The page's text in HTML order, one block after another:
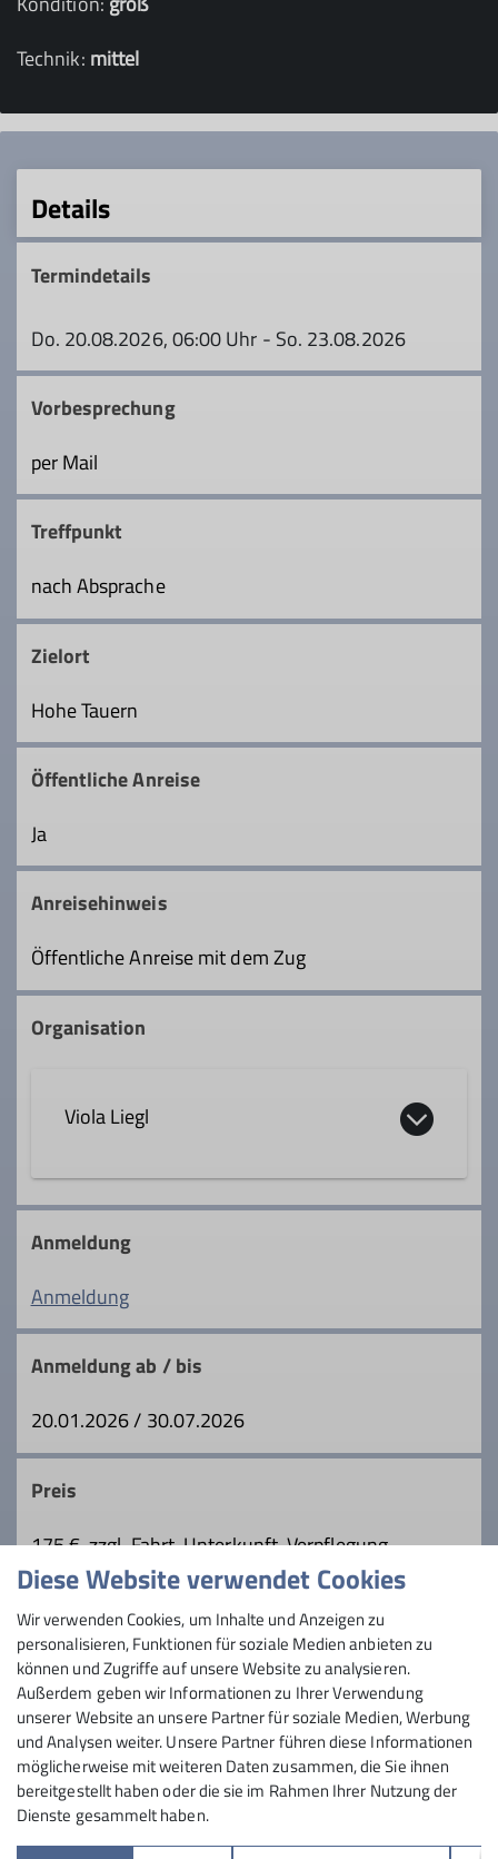
Technik: mittel
Details
Termindetails
Do. 20.08.2026, 06:00 Uhr - So. 23.08.2026
Vorbesprechung
per Mail
Treffpunkt
nach Absprache
Zielort
Hohe Tauern
Öffentliche Anreise
Ja
Anreisehinweis
Öffentliche Anreise mit dem Zug
Organisation
Viola Liegl
0157 3732 1488
v.liegl69@gmail.com
Qualifikationen
Trainer*in C Schneeschuhbergsteigen
Ämter
Tourenleiter
Anmeldung
Anmeldung
Anmeldung ab / bis
20.01.2026 / 30.07.2026
Preis
175 €, zzgl. Fahrt, Unterkunft, Verpflegung
Maximale Teilnehmeranzahl
5
Sektion
Diese Website verwendet Cookies
Wir verwenden Cookies, um Inhalte und Anzeigen zu
personalisieren, Funktionen für soziale Medien anbieten zu
können und Zugriffe auf unsere Website zu analysieren.
Außerdem geben wir Informationen zu Ihrer Verwendung
unserer Website an unsere Partner für soziale Medien, Werbung
und Analysen weiter. Unsere Partner führen diese Informationen
möglicherweise mit weiteren Daten zusammen, die Sie ihnen
bereitgestellt haben oder die sie im Rahmen Ihrer Nutzung der
Dienste gesammelt haben.